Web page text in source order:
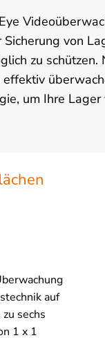
von
zu schützen.
um Ihre
auf
sechs
1 x 1